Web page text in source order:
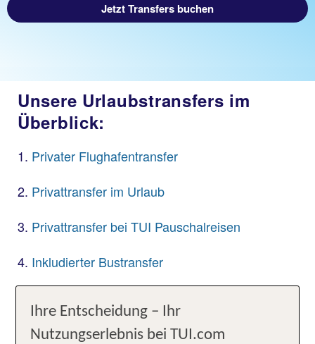
Jetzt Transfers buchen
Unsere Urlaubstransfers im
Überblick:
Privater Flughafentransfer
Privattransfer im Urlaub
Privattransfer bei TUI Pauschalreisen
Inkludierter Bustransfer
FAQ
Ihre Entscheidung – Ihr
Nutzungserlebnis bei TUI.com